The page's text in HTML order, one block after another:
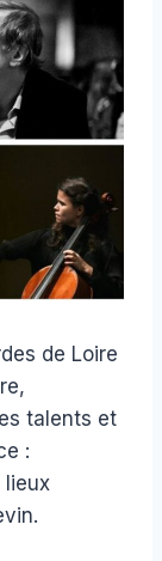
de Loire
talents et
:
lieux